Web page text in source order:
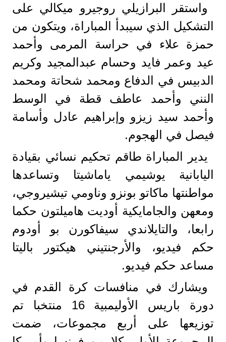
واستقر البرازيلي روجيرو ميكالي على
التشكيل الذي سيبدأ المباراة، ويتكون من
حمزة علاء في حراسة المرمى وأحمد
عيد وعمر فايد وحسام عبدالمجيد وكريم
الدبيس في الدفاع ومحمد شحاتة ومحمد
النني وأحمد عاطف قطة في الوسط
وأحمد سيد زيزو وإبراهيم عادل وأسامة
فيصل في الهجوم.
يدير المباراة طاقم تحكيم نسائي بقيادة
اليابانية يوشيمي ياماشيتا وتساعدها
مواطنتها ماكاتو بونزو وناومي تيشيروجي،
ومعهن والجامايكية أوديت هاميلتون حكما
رابعا، والتايلاندي سيفاكورن بو أودوم
حكم فيديو، والأرجنتيني هيكتور باليتا
مساعد حكم فيديو.
ويشارك في منافسات كرة القدم في
دورة باريس الأوليمبية 16 منتخبا تم
توزيعها على أربع مجموعات، ضمت